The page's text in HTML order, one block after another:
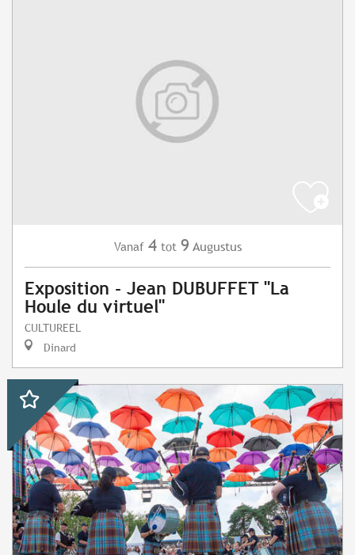
Vanaf 4 tot 9 Augustus
Exposition - Jean DUBUFFET "La
Houle du virtuel"
CULTUREEL
Dinard